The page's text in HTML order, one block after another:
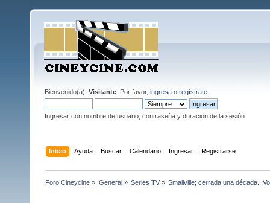
Bienvenido(a), Visitante . Por favor, ingresa o regístrate
Ingresar con nombre de usuario, contraseña y duración de la sesión
Inicio Ayuda Buscar Calendario Ingresar Registrarse
Foro Cineycine » General» Series TV» Smallville; cerrada una